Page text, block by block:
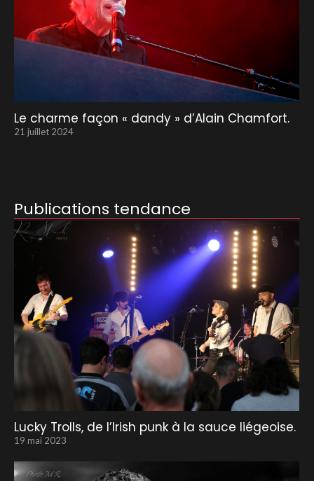
Le charme façon « dandy » d’Alain Chamfort.
21 juillet 2024
Publications tendance
Lucky Trolls, de l’Irish punk à la sauce liégeoise.
19 mai 2023